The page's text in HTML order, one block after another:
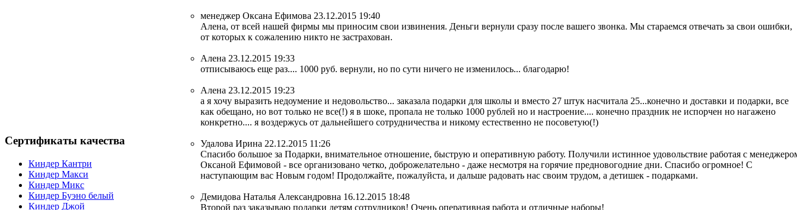
менеджер Оксана Ефимова 23.12.2015 19:40
Алена, от всей нашей фирмы мы приносим свои извинения. Деньги вернули сразу после вашего звонка. Мы стараемся отвечать за свои ошибки,
от которых к сожалению никто не застрахован.
Алена 23.12.2015 19:33
отписываюсь еще раз.... 1000 руб. вернули, но по сути ничего не изменилось... благодарю!
Алена 23.12.2015 19:23
а я хочу выразить недоумение и недовольство... заказала подарки для школы и вместо 27 штук насчитала 25...конечно и доставки и подарки, все
как обещано, но вот только не все(!) я в шоке, пропала не только 1000 рублей но и настроение.... конечно праздник не испорчен но нагажено
конкретно.... я воздержусь от дальнейшего сотрудничества и никому естественно не посоветую(!)
Удалова Ирина 22.12.2015 11:26
Спасибо большое за Подарки, внимательное отношение, быструю и оперативную работу. Получили истинное удовольствие работая с
Оксаной Ефимовой - все организовано четко, доброжелательно - даже несмотря на горячие предновогодние дни. Спасибо огромное! С
наступающим вас Новым годом! Продолжайте, пожалуйста, и дальше радовать нас своим трудом, а детишек - подарками.
Демидова Наталья Александровна 16.12.2015 18:48
Второй раз заказываю подарки детям сотрудников! Очень оперативная работа и отличные наборы!
Сертификаты качества
Киндер Кантри
Киндер Макси
Киндер Микс
Киндер Буэно белый
Киндер Джой